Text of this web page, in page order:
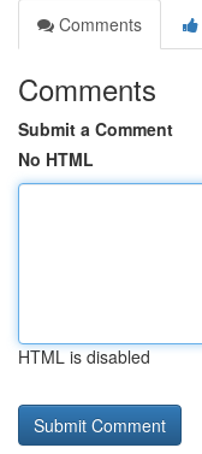
Comments
Comments
Submit a Comment
No HTML
HTML is disabled